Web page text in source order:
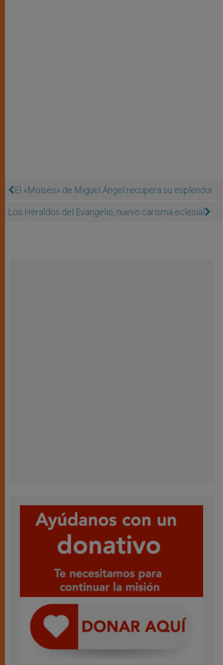
El «Moisés» de Miguel Ángel recupera su esplendor
Los Heraldos del Evangelio, nuevo carisma eclesial